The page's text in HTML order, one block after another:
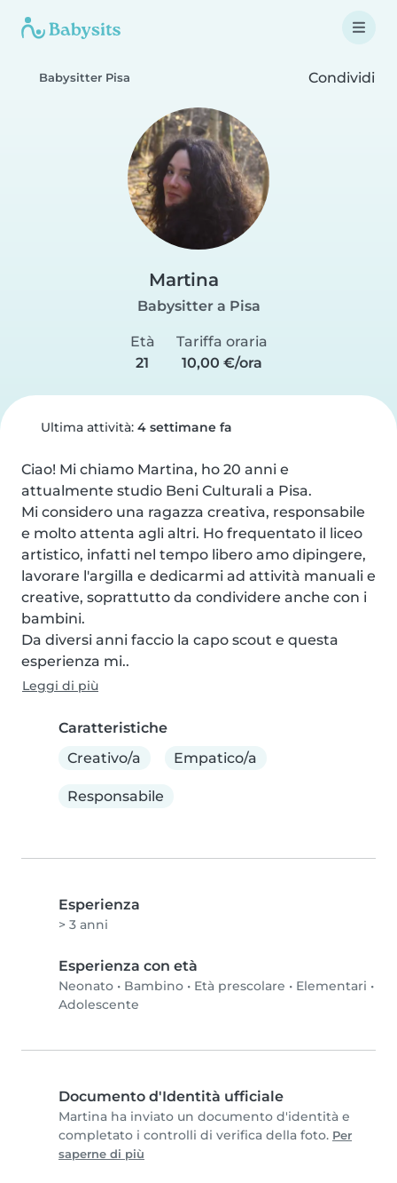
Babysitter Pisa Condividi
Martina
Babysitter a Pisa
Età
21
Tariffa oraria
10,00 €/ora
Ultima attività: 4 settimane fa
Ciao! Mi chiamo Martina, ho 20 anni e
attualmente studio Beni Culturali a Pisa.
Mi considero una ragazza creativa, responsabile
e molto attenta agli altri. Ho frequentato il liceo
artistico, infatti nel tempo libero amo dipingere,
lavorare l'argilla e dedicarmi ad attività manuali e
creative, soprattutto da condividere anche con i
bambini.
Da diversi anni faccio la capo scout e questa
esperienza mi..
Leggi di più
Caratteristiche
Creativo/a
Empatico/a
Responsabile
Esperienza
> 3 anni
Esperienza con età
Neonato • Bambino • Età prescolare • Elementari •
Adolescente
Documento d'Identità ufficiale
Martina ha inviato un documento d'identità e
completato i controlli di verifica della foto. Per
saperne di più